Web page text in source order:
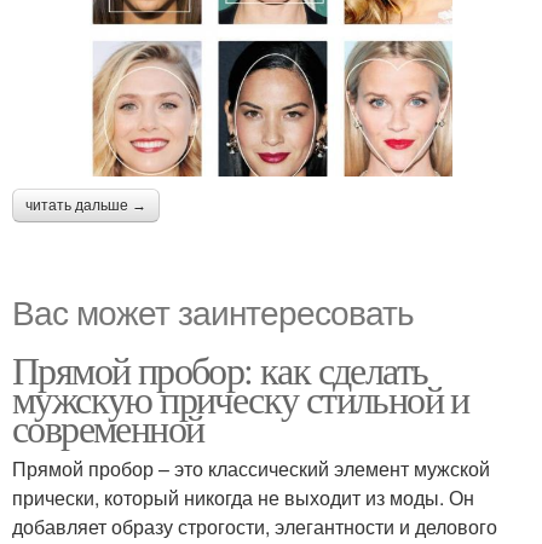
читать дальше →
Вас может заинтересовать
Прямой пробор: как сделать
мужскую прическу стильной и
современной
Прямой пробор – это классический элемент мужской
прически, который никогда не выходит из моды. Он
добавляет образу строгости, элегантности и делового